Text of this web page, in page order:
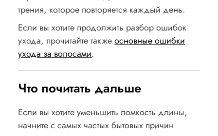
трения, которое повторяется каждый день.
Если вы хотите продолжить разбор ошибок
ухода, прочитайте такжеосновные ошибки
ухода за волосами.
Что почитать дальше
Если вы хотите уменьшить ломкость длины,
начните с самых частых бытовых причин